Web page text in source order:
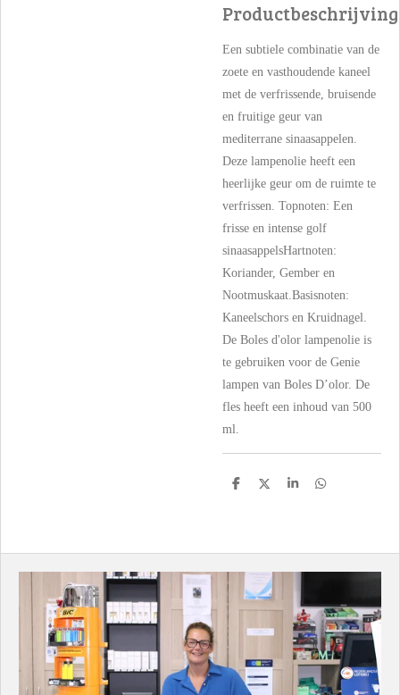
Productbeschrijving
Een subtiele combinatie van de
zoete en vasthoudende kaneel
met de verfrissende, bruisende
en fruitige geur van
mediterrane sinaasappelen.
Deze lampenolie heeft een
heerlijke geur om de ruimte te
verfrissen. Topnoten: Een
frisse en intense golf
sinaasappelsHartnoten:
Koriander, Gember en
Nootmuskaat.Basisnoten:
Kaneelschors en Kruidnagel.
De Boles d'olor lampenolie is
te gebruiken voor de Genie
lampen van Boles D’olor. De
fles heeft een inhoud van 500
ml.
D
D
S
D